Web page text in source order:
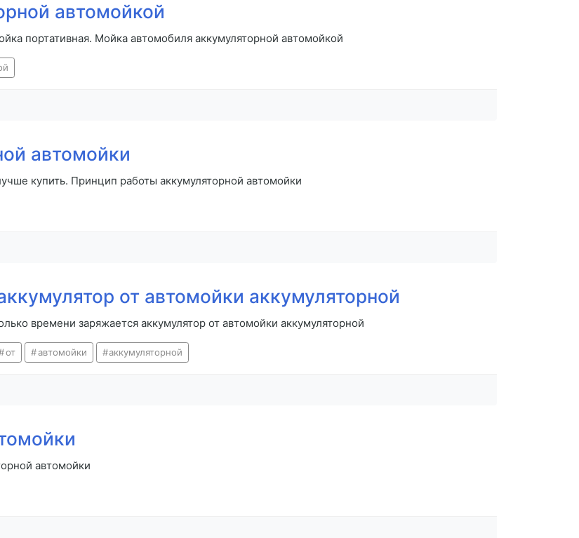
автомойкой
портативная. Мойка автомобиля аккумуляторной автомойкой
автомойки
купить. Принцип работы аккумуляторной автомойки
от автомойки аккумуляторной
времени заряжается аккумулятор от автомойки аккумуляторной
от автомойки аккумуляторной
автомойки